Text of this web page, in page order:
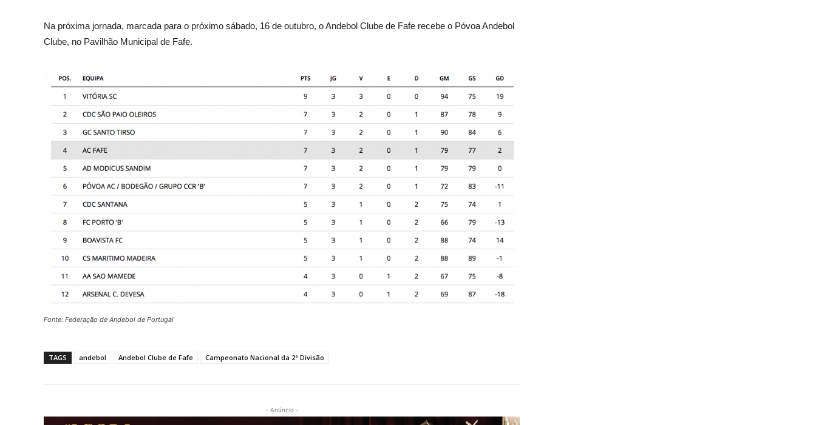
Na próxima jornada, marcada para o próximo sábado, 16 de outubro, o Andebol Clube de Fafe recebe o Póvoa Andebol
Clube, no Pavilhão Municipal de Fafe.
Fonte: Federação de Andebol de Portugal
TAGS andebol Andebol Clube de Fafe Campeonato Nacional da 2ª Divisão
- Anúncio -